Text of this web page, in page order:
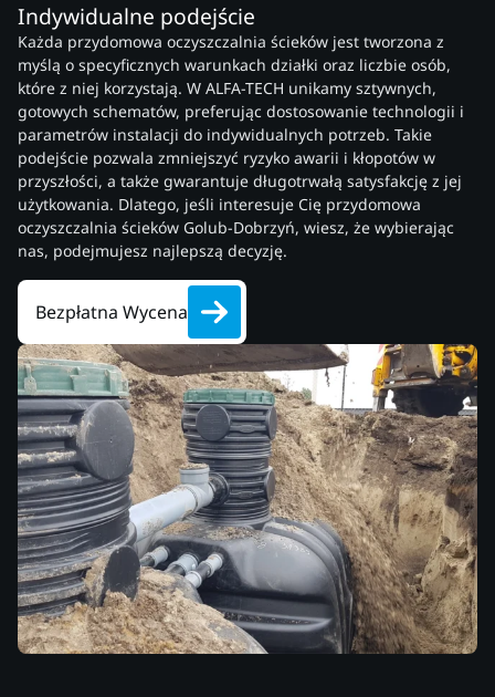
Indywidualne podejście
Każda przydomowa oczyszczalnia ścieków jest tworzona z
myślą o specyficznych warunkach działki oraz liczbie osób,
które z niej korzystają. W ALFA-TECH unikamy sztywnych,
gotowych schematów, preferując dostosowanie technologii i
parametrów instalacji do indywidualnych potrzeb. Takie
podejście pozwala zmniejszyć ryzyko awarii i kłopotów w
przyszłości, a także gwarantuje długotrwałą satysfakcję z jej
użytkowania. Dlatego, jeśli interesuje Cię przydomowa
oczyszczalnia ścieków Golub-Dobrzyń, wiesz, że wybierając
nas, podejmujesz najlepszą decyzję.
Bezpłatna Wycena